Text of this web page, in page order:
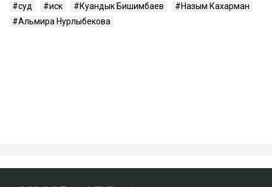
суд иск Куандык Бишимбаев
Назым Кахарман
Альмира Нурлыбекова